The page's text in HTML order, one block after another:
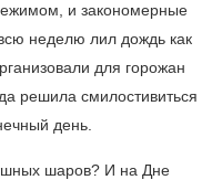
и закономерные
неделю лил дождь как
для горожан
решила смилостивиться
день.
шаров? И на Дне